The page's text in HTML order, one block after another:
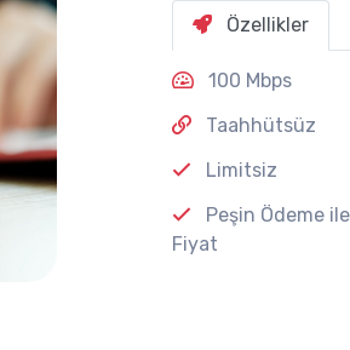
Özellikler
100 Mbps
Taahhütsüz
Limitsiz
Peşin Ödeme
Fiyat